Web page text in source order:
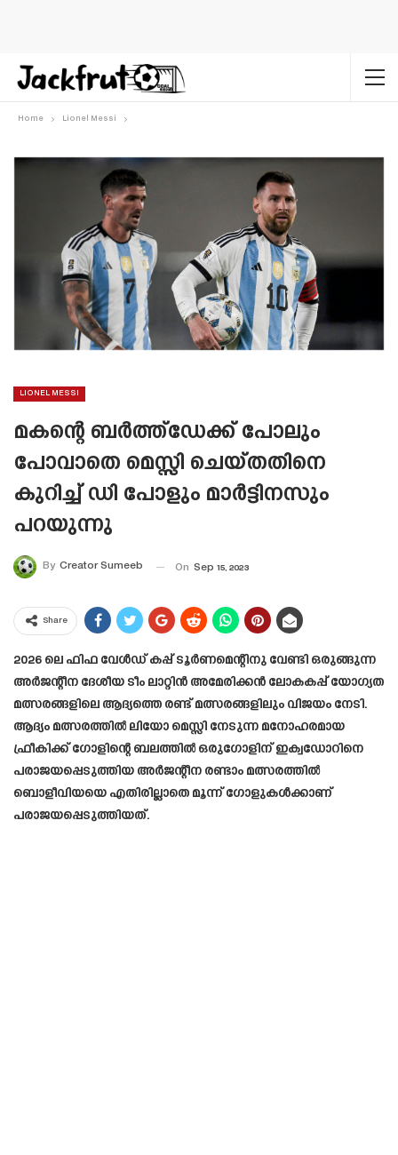
Home Lionel Messi
LIONEL MESSI
മകന്റെ ബർത്ത്ഡേക്ക് പോലും
പോവാതെ മെസ്സി ചെയ്തതിനെ
കുറിച്ച് ഡി പോളും മാർട്ടിനസും
പറയുന്നു
By Creator Sumeeb On Sep 15, 2023
Share
2026 ലെ ഫിഫ വേൾഡ് കപ്പ് ടൂർണമെന്റിനു വേണ്ടി ഒരുങ്ങുന്ന
അർജന്റീന ദേശീയ ടീം ലാറ്റിൻ അമേരിക്കൻ ലോകകപ്പ് യോഗ്യത
മത്സരങ്ങളിലെ ആദ്യത്തെ രണ്ട് മത്സരങ്ങളിലും വിജയം നേടി.
ആദ്യം മത്സരത്തിൽ ലിയോ മെസ്സി നേടുന്ന മനോഹരമായ
ഫ്രീകിക്ക് ഗോളിന്റെ ബലത്തിൽ ഒരുഗോളിന് ഇക്വഡോറിനെ
പരാജയപ്പെടുത്തിയ അർജന്റീന രണ്ടാം മത്സരത്തിൽ
ബൊളീവിയയെ എതിരില്ലാതെ മൂന്ന് ഗോളുകൾക്കാണ്
പരാജയപ്പെടുത്തിയത്.